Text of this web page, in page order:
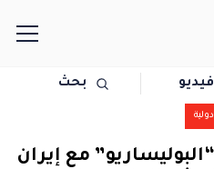
فيديو بحث
دولية
مع إيران